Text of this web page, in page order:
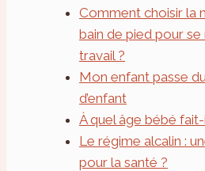
Comment choisir la
bain de pied pour
travail ?
Mon enfant passe
d’enfant
À quel âge bébé fait-
Le régime alcalin :
pour la santé ?